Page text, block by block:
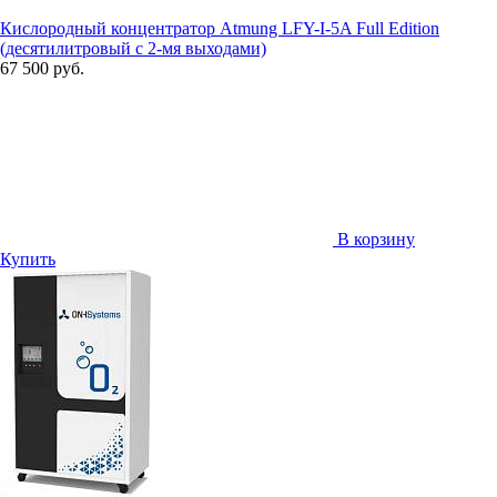
Кислородный концентратор Atmung LFY-I-5A Full Edition
(десятилитровый с 2-мя выходами)
67 500 руб.
В корзину
Купить